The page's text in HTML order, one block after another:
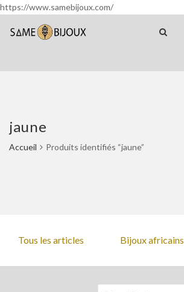
https://www.samebijoux.com/
jaune
Accueil Produits identifiés “jaune”
Tous les articles Bijoux africains